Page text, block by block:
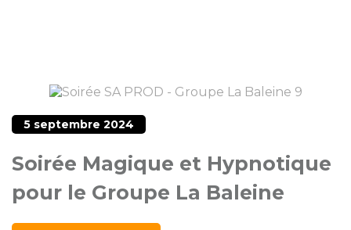
5 septembre 2024
Soirée Magique et Hypnotique
pour le Groupe La Baleine